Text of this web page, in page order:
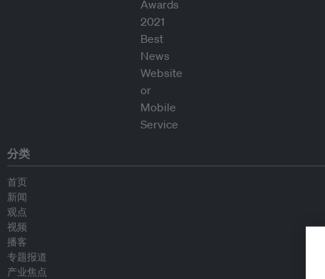
分类
首页
新闻
观点
视频
播客
专题报道
产业焦点